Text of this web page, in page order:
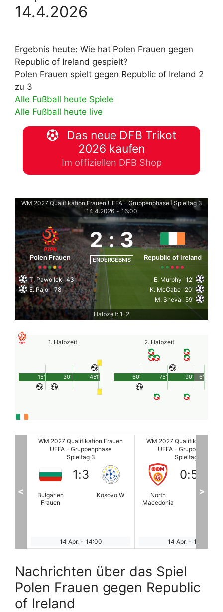
14.4.2026
Ergebnis heute: Wie hat Polen Frauen gegen
Republic of Ireland gespielt?
Polen Frauen spielt gegen Republic of Ireland 2
zu 3
Alle Fußball heute Spiele
Alle Fußball heute live
Das neue DFB Trikot
2026 kaufen
Im offiziellen DFB Shop
WM 2027 Qualifikation Frauen UEFA - Gruppenphase
Spieltag 3
14.4.2026 - 16:00
Polen Frauen
2 : 3
ENDERGEBNIS Republic of Ireland
T. Pawollek 43'
E. Pajor 78'
E. Murphy 12'
K. McCabe 20'
M. Sheva 59'
Halbzeit: 1-2
1. Halbzeit
45'
15' 30' 1'
2. Halbzeit
90'
60' 75' 6'
WM 2027 Qualifikation Frauen
UEFA - Gruppenphase
Spieltag 3
North
Macedonia
0:5
Ungarn
14 Apr. - 14:00
WM 2027 Qualifikation
UEFA - Gruppenphase
Spieltag 3
Moldavien F
0:0
14 Apr. - 14:00
< >
Nachrichten über das Spiel
Polen Frauen gegen Republic
of Ireland